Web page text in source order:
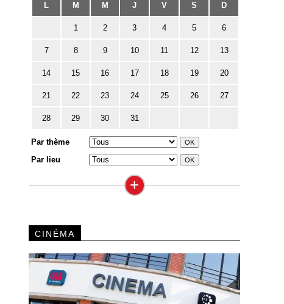
L M M J V S D
1 2 3 4 5 6
7 8 9 10 11 12 13
14 15 16 17 18 19 20
21 22 23 24 25 26 27
28 29 30 31
Par thème
Par lieu
+
CINÉMA